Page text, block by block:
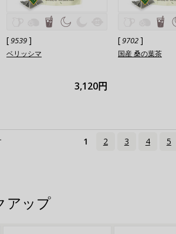
[9539]
ベリッシマ
3,120円
[9702]
国産 桑の葉茶
1 2 3 4 5
アップ